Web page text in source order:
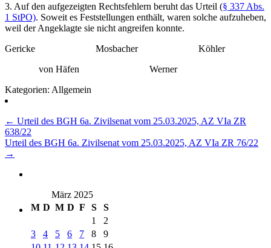
3. Auf den aufgezeigten Rechtsfehlern beruht das Urteil (§ 337 Abs.
1 StPO). Soweit es Feststellungen enthält, waren solche aufzuheben,
weil der Angeklagte sie nicht angreifen konnte.
Gericke Mosbacher Köhler
von Häfen Werner
Kategorien: Allgemein
Beitragsnavigation
← Urteil des BGH 6a. Zivilsenat vom 25.03.2025, AZ VIa ZR
638/22
Urteil des BGH 6a. Zivilsenat vom 25.03.2025, AZ VIa ZR 76/22
→
März 2025
M D M D F S
S
1
2
3
4 5 6 7 8
9